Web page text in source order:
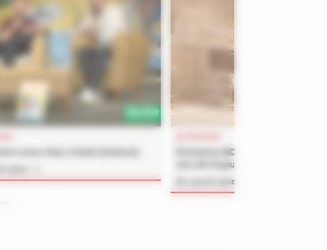
Émission BD KABOOM!
ans de Dupuis
En savoir plus